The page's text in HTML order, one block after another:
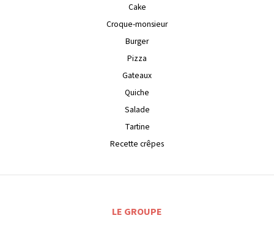
Cake
Croque-monsieur
Burger
Pizza
Gateaux
Quiche
Salade
Tartine
Recette crêpes
LE GROUPE